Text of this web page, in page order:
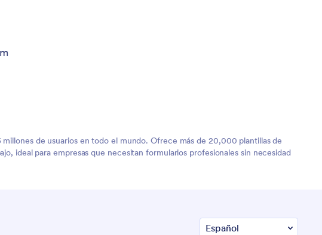
de usuarios en todo el mundo. Ofrece más de 20,000 plantillas de
ideal para empresas que necesitan formularios profesionales sin necesidad